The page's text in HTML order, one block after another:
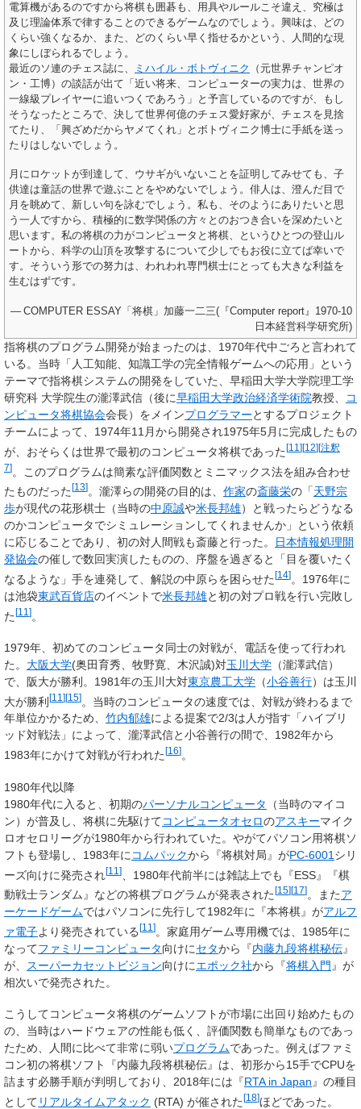
電算機があるのですから将棋も囲碁も、用具やルールこそ違え、究極は
及じ理論体系で律することのできるゲームなのでしょう。興味は、どの
くらい強くなるか、また、どのくらい早く指せるかという、人間的な現
象にしぼられるでしょう。
最近のソ連のチェス誌に、
ミハイル・ボトヴィニク
（元世界チャンピオ
ン・工博）の談話が出て「近い将来、コンピューターの実力は、世界の
一線級プレイヤーに追いつくであろう」と予言しているのですが、もし
そうなったところで、決して世界何億のチェス愛好家が、チェスを見捨
てたり、「興ざめだからヤメてくれ」とボトヴィニク博士に手紙を送っ
たりはしないでしょう。
月にロケットが到達して、ウサギがいないことを証明してみせても、子
供達は童話の世界で遊ぶことをやめないでしょう。俳人は、澄んだ目で
月を眺めて、新しい句を詠むでしょう。私も、そのようにありたいと思
う一人ですから、積極的に数学関係の方々とのおつき合いを深めたいと
思います。私の将棋の力がコンピュータと将棋、というひとつの登山ル
ートから、科学の山頂を攻撃するについて少しでもお役に立てば幸いで
す。そういう形での努力は、われわれ専門棋士にとっても大きな利益を
生むはずです。
— COMPUTER ESSAY「将棋」加藤一二三(『Computer report』1970-10
日本経営科学研究所)
指将棋のプログラム開発が始まったのは、1970年代中ごろと言われて
いる。当時「人工知能、知識工学の完全情報ゲームへの応用」という
テーマで指将棋システムの開発をしていた、早稲田大学大学院理工学
研究科 大学院生の瀧澤武信（後に早稲田大学政治経済学術院教授、
コ
ンピュータ将棋協会会長）をメインプログラマーとするプロジェクト
チームによって、1974年11月から開発され1975年5月に完成したもの
が、おそらくは世界で最初のコンピュータ将棋であった[11 ][12][注釈
7]。このプログラムは簡素な評価関数とミニマックス法を組み合わせ
たものだった [13] 。瀧澤らの開発の目的は、 作家の斎藤栄の「天野宗
歩が現代の花形棋士（当時の中原誠や米長邦雄）と戦ったらどうなる
のかコンピュータでシミュレーションしてくれませんか」という依頼
に応じることであり、初の対人間戦も斎藤と行った。
日本情報処理開
発協会の催しで数回実演したものの、序盤を過ぎると「目を覆いたく
なるような」手を連発して、解説の中原らを困らせた[14]。1976年に
は池袋東武百貨店のイベントで米長邦雄と初の対プロ戦を行い完敗し
た[11 ]
1979年、初めてのコンピュータ同士の対戦が、電話を使って行われ
た。 大阪大学(奥田育秀、牧野寛、木沢誠)対玉川大学 （瀧澤武信）
で、阪大が勝利。1981年の玉川大対東京農工大学 （小谷善行）は玉川
大が勝利[11 ][15]。当時のコンピュータの速度では、対戦が終わるまで
年単位かかるため、 竹内郁雄による提案で2/3は人が指す「ハイブリ
ッド対戦法」によって、瀧澤武信と小谷善行の間で、1982年から
1983年にかけて対戦が行われた [16] 。
1980年代以降
1980年代に入ると、初期のパーソナルコンピュータ
（当時のマイコ
ン）が普及し、将棋に先駆けてコンピュータオセロのアスキーマイク
ロオセロリーグが1980年から行われていた。やがてパソコン用将棋ソ
フトも登場し、1983年に コムパックから『将棋対局』がPC-6001 シリ
ーズ向けに発売され[11 ]
、1980年代前半には雑誌上でも『ESS』『棋
動戦士ランダム』などの将棋プログラムが発表された [15][17] 。またア
ーケードゲームではパソコンに先行して1982年に『本将棋』がアルフ
ァ電子より発売されている[11 ]。家庭用ゲーム専用機では、1985年に
なってファミリーコンピュータ向けにセタから『内藤九段将棋秘伝』
が、
スーパーカセットビジョン向けにエポック社から『将棋入門 』が
相次いで発売された。
こうしてコンピュータ将棋のゲームソフトが市場に出回り始めたもの
の、当時はハードウェアの性能も低く、評価関数も簡単なものであっ
たため、人間に比べて非常に弱いプログラムであった。例えばファミ
コン初の将棋ソフト『内藤九段将棋秘伝』は、初形から15手でCPUを
詰ます必勝手順が判明しており、2018年には『RTA in Japan』の種目
として リアルタイムアタック (RTA) が催された [18]ほどであった。